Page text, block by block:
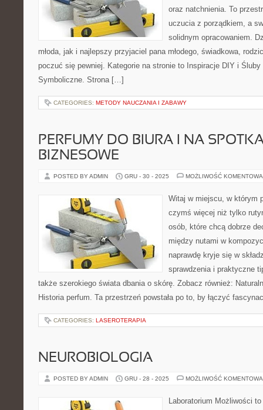
oraz natchnienia. To
uczucia z porządkiem, a
solidnym opracowaniem.
młoda, jak i najlepszy przyjaciel pana młodego, świadkowa,
poczuć się pewniej. Kategorie na stronie to Inspiracje DIY i
Symboliczne. Strona […]
CATEGORIES: METODY NAUCZANIA I ZABAWY
PERFUMY DO BIURA I NA
BIZNESOWE
POSTED BY ADMIN GRU - 30 - 2025 MOŻLIWOŚĆ
Witaj w miejscu, w którym
czymś więcej niż tylko
osób, które chcą dobrze
między nutami w
naprawdę kryje się w
sprawdzenia i praktyczne
także szerokiego świata dbania o skórę. Zobacz również:
Historia perfum. Ta przestrzeń powstała po to, by łączyć
CATEGORIES: LASEROTERAPIA
NEUROBIOLOGIA
POSTED BY ADMIN GRU - 28 - 2025 MOŻLIWOŚĆ
Laboratorium Możliwości